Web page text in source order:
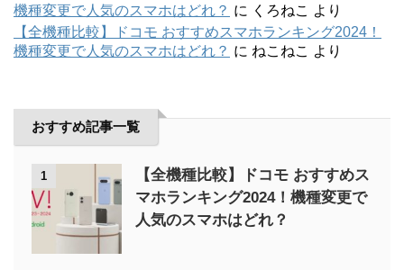
機種変更で人気のスマホはどれ？ に くろねこ より
【全機種比較】ドコモ おすすめスマホランキング2024！
機種変更で人気のスマホはどれ？ に ねこねこ より
おすすめ記事一覧
1
【全機種比較】ドコモ おすすめス
マホランキング2024！機種変更で
人気のスマホはどれ？